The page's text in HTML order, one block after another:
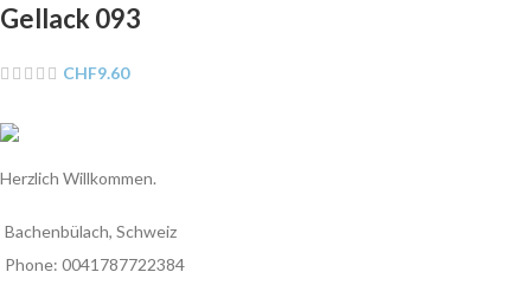
Gellack 093
CHF9.60
Herzlich Willkommen.
Bachenbülach, Schweiz
Phone: 0041787722384